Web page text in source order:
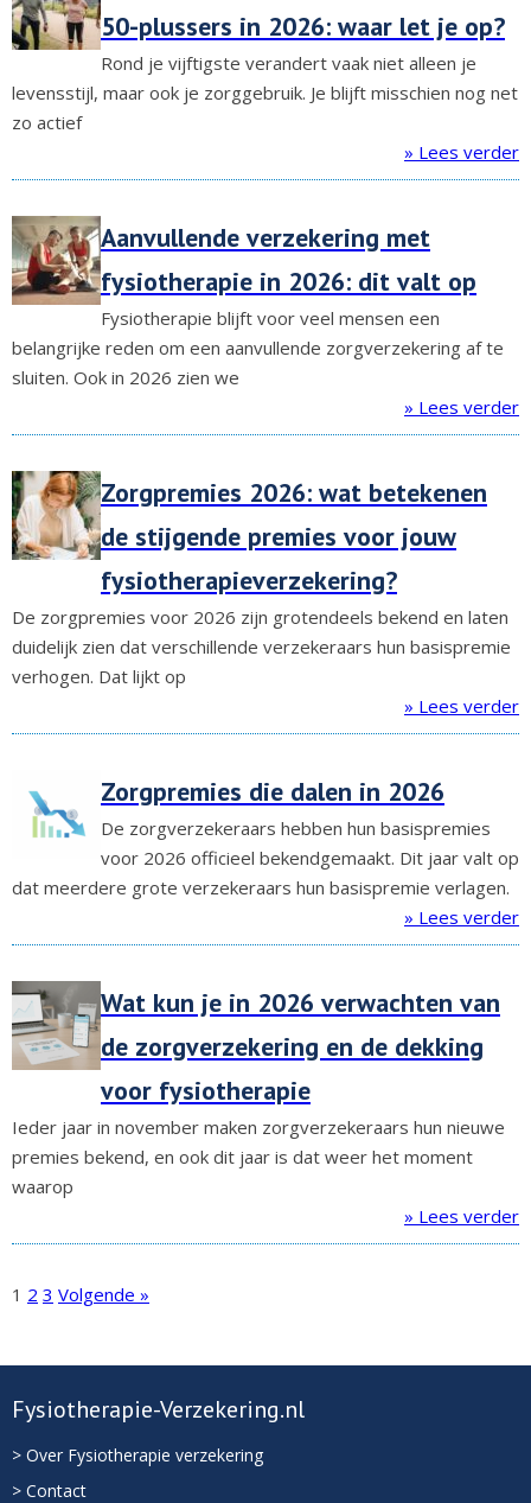
50-plussers in 2026: waar let je op?
Rond je vijftigste verandert vaak niet alleen je
levensstijl, maar ook je zorggebruik. Je blijft misschien nog net
zo actief
» Lees verder
Aanvullende verzekering met
fysiotherapie in 2026: dit valt op
Fysiotherapie blijft voor veel mensen een
belangrijke reden om een aanvullende zorgverzekering af te
sluiten. Ook in 2026 zien we
» Lees verder
Zorgpremies 2026: wat betekenen
de stijgende premies voor jouw
fysiotherapieverzekering?
De zorgpremies voor 2026 zijn grotendeels bekend en laten
duidelijk zien dat verschillende verzekeraars hun basispremie
verhogen. Dat lijkt op
» Lees verder
Zorgpremies die dalen in 2026
De zorgverzekeraars hebben hun basispremies
voor 2026 officieel bekendgemaakt. Dit jaar valt op
dat meerdere grote verzekeraars hun basispremie verlagen.
» Lees verder
Wat kun je in 2026 verwachten van
de zorgverzekering en de dekking
voor fysiotherapie
Ieder jaar in november maken zorgverzekeraars hun nieuwe
premies bekend, en ook dit jaar is dat weer het moment
waarop
» Lees verder
1 2 3 Volgende »
Fysiotherapie-Verzekering.nl
> Over Fysiotherapie verzekering
> Contact